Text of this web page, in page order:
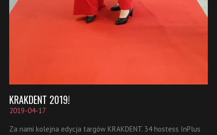
KRAKDENT 2019!
2019-04-17
Za nami kolejna edycja targów KRAKDENT. 34 hostess InPlus